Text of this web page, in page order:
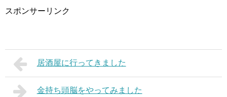
スポンサーリンク
居酒屋に行ってきました
金持ち頭脳をやってみました